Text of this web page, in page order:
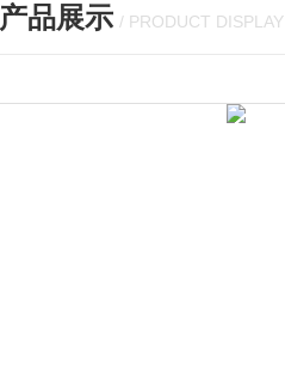
产品展示 / PRODUCT DISPLAY